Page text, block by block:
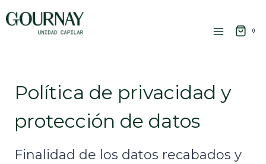
al
contenido
0
Política de privacidad y
protección de datos
Finalidad de los datos recabados y